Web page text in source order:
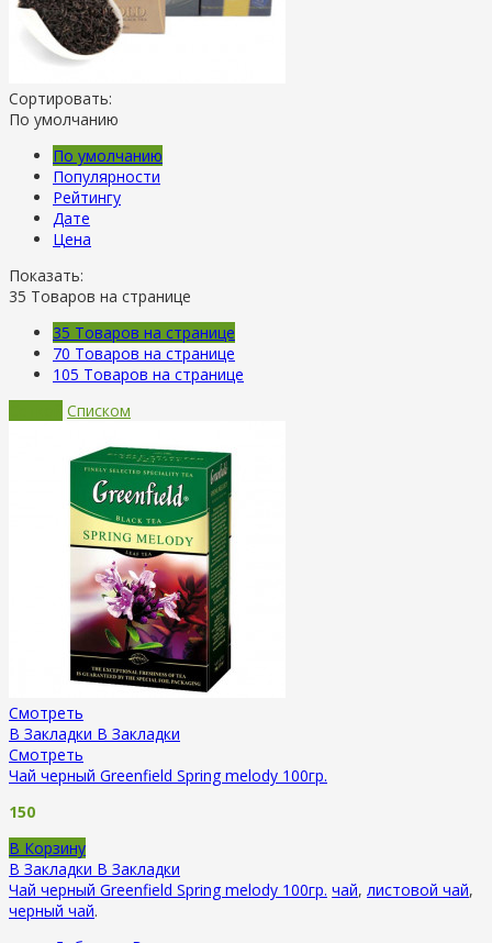
Сортировать:
По умолчанию
По умолчанию
Популярности
Рейтингу
Дате
Цена
Показать:
35 Товаров на странице
35 Товаров на странице
70 Товаров на странице
105 Товаров на странице
Списком
Смотреть
В Закладки В Закладки
Смотреть
Чай черный Greenfield Spring melody 100гр.
150
В Корзину
В Закладки В Закладки
Чай черный Greenfield Spring melody 100гр. чай, листовой чай,
черный чай.